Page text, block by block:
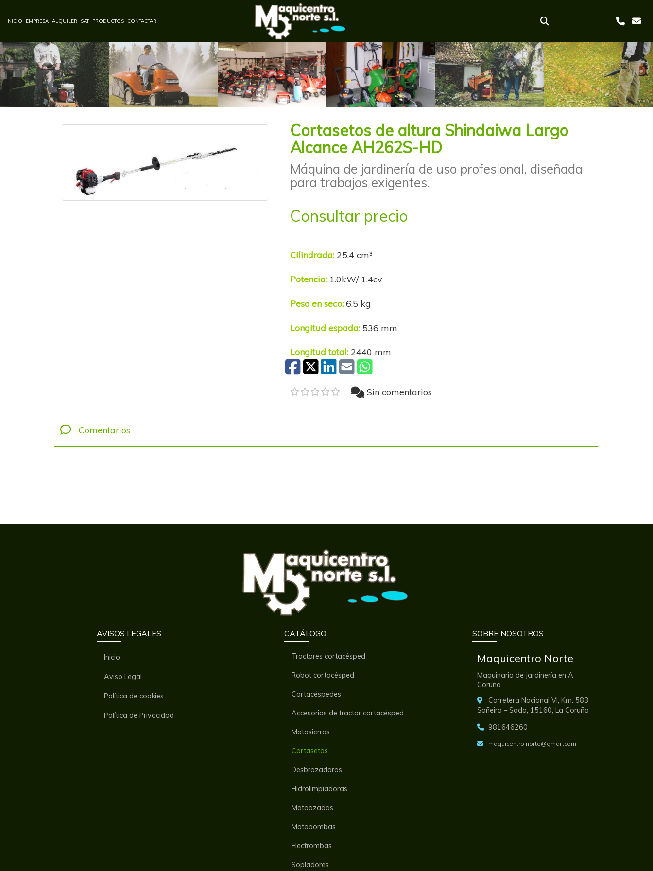
INICIO EMPRESA ALQUILER SAT PRODUCTOS CONTACTAR
Anterior
Cortasetos de altura Shindaiwa Largo
Alcance AH262S-HD
Máquina de jardinería de uso profesional, diseñada
para trabajos exigentes.
Consultar precio
Cilindrada: 25.4 cm³
Potencia: 1.0kW/ 1.4cv
Peso en seco: 6.5 kg
Longitud espada: 536 mm
Longitud total: 2440 mm
Sin comentarios
Comentarios
AVISOS LEGALES
Inicio
Aviso Legal
Política de cookies
Política de Privacidad
CATÁLOGO
Tractores cortacésped
Robot cortacésped
Cortacéspedes
Accesorios de tractor cortacésped
Motosierras
Cortasetos
Desbrozadoras
Hidrolimpiadoras
Motoazadas
Motobombas
Electrombas
Sopladores
SOBRE NOSOTROS
Maquicentro Norte
Maquinaria de jardinería en A
Coruña
Carretera Nacional VI, Km. 583
Soñeiro – Sada, 15160, La Coruña
981646260
maquicentro.norte gmail.com